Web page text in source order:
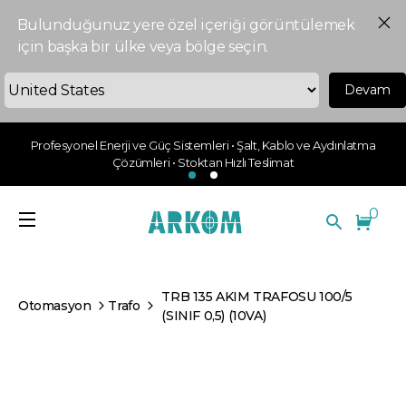
Bulunduğunuz yere özel içeriği görüntülemek
için başka bir ülke veya bölge seçin.
Devam
Profesyonel Enerji ve Güç Sistemleri • Şalt, Kablo ve Aydınlatma
Çözümleri • Stoktan Hızlı Teslimat
0
Otomasyon Trafo
TRB 135 AKIM TRAFOSU 100/5
(SINIF 0,5) (10VA)